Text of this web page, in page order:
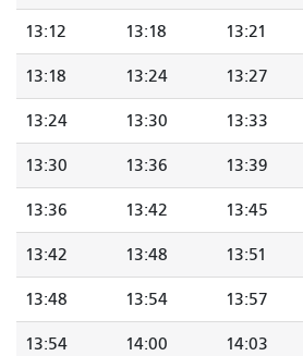
13:12 13:18 13:21
13:18 13:24 13:27
13:24 13:30 13:33
13:30 13:36 13:39
13:36 13:42 13:45
13:42 13:48 13:51
13:48 13:54 13:57
13:54 14:00 14:03